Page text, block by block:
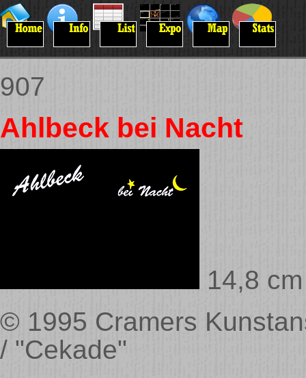
907
Ahlbeck bei Nacht
14,8
© 1995 Cramers
/ "Cekade"